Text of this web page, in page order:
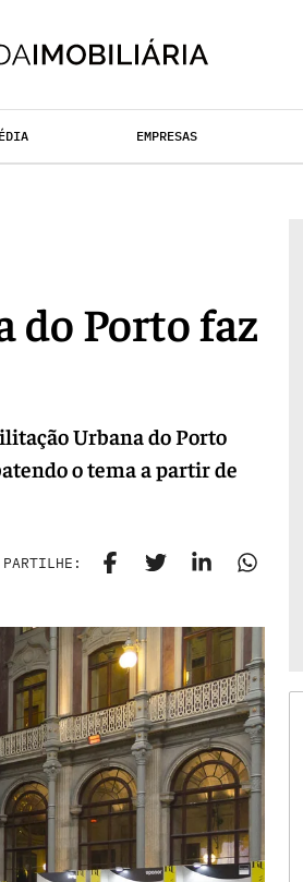
EMPRESAS
do Porto faz
Urbana do Porto
o tema a partir de
PARTILHE: